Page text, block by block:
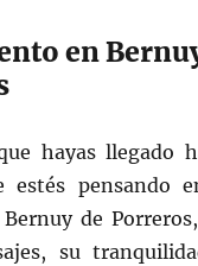
en
hayas llegado
estés pensando
de
su